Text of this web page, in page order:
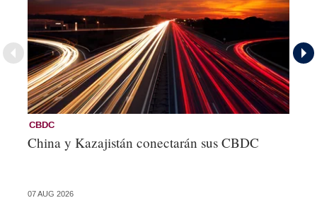
CBDC
China y Kazajistán conectarán sus CBDC
07 AUG 2026